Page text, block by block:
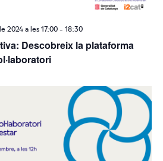
2024 a les 17:00- 18:30
Descobreix la plataforma